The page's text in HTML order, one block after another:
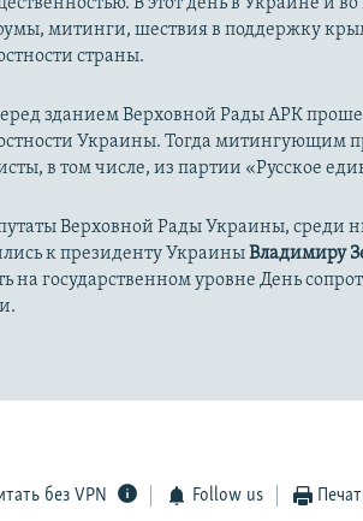
митинги, шествия в поддержку
страны.
зданием Верховной Рады АРК
Украины. Тогда митингующим
в том числе, из партии «Русское
Верховной Рады Украины, среди
к президенту УкраиныВладимиру
на государственном уровне День
без VPN Follow us